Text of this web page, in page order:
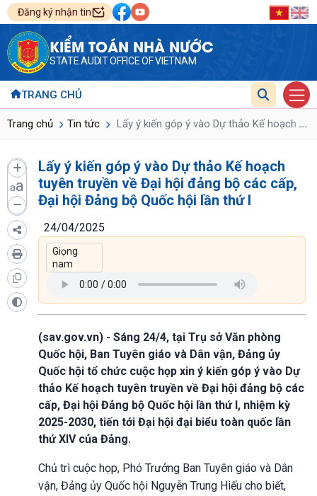
Đăng ký nhận tin
KIỂM TOÁN NHÀ NƯỚC
STATE AUDIT OFFICE OF VIETNAM
TRANG CHỦ
Trang chủ Tin tức Lấy ý kiến góp ý vào Dự thảo Kế hoạch...
aa
Lấy ý kiến góp ý vào Dự thảo Kế hoạch
tuyên truyền về Đại hội đảng bộ các cấp,
Đại hội Đảng bộ Quốc hội lần thứ I
24/04/2025
(sav.gov.vn) - Sáng 24/4, tại Trụ sở Văn phòng
Quốc hội, Ban Tuyên giáo và Dân vận, Đảng ủy
Quốc hội tổ chức cuộc họp xin ý kiến góp ý vào Dự
thảo Kế hoạch tuyên truyền về Đại hội đảng bộ các
cấp, Đại hội Đảng bộ Quốc hội lần thứ I, nhiệm kỳ
2025-2030, tiến tới Đại hội đại biểu toàn quốc lần
thứ XIV của Đảng.
Chủ trì cuộc họp, Phó Trưởng Ban Tuyên giáo và Dân
vận, Đảng ủy Quốc hội Nguyễn Trung Hiếu cho biết,